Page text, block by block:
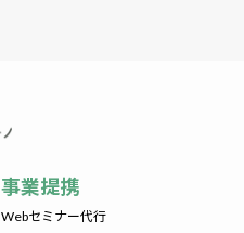
事業提携
Webセミナー代行